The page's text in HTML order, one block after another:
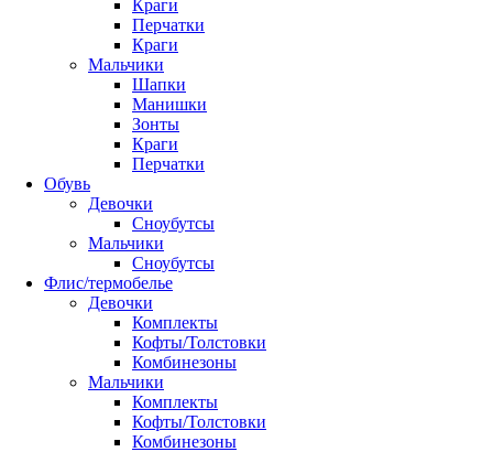
Краги
Перчатки
Краги
Мальчики
Шапки
Манишки
Зонты
Краги
Перчатки
Обувь
Девочки
Сноубутсы
Мальчики
Сноубутсы
Флис/термобелье
Девочки
Комплекты
Кофты/Толстовки
Комбинезоны
Мальчики
Комплекты
Кофты/Толстовки
Комбинезоны